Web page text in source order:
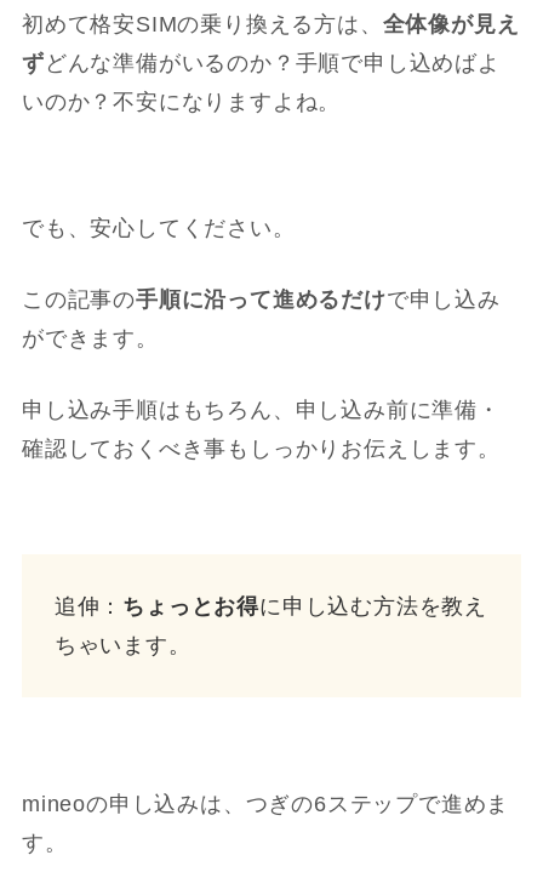
初めて格安SIMの乗り換える方は、 全体像が見え
ず どんな準備がいるのか？手順で申し込めばよ
いのか？不安になりますよね。
でも、安心してください。
この記事の手順に沿って進めるだけで申し込み
ができます。
申し込み手順はもちろん、申し込み前に準備・
確認しておくべき事もしっかりお伝えします。
追伸： ちょっとお得に申し込む方法を教え
ちゃいます。
mineoの申し込みは、つぎの6ステップで進めま
す。